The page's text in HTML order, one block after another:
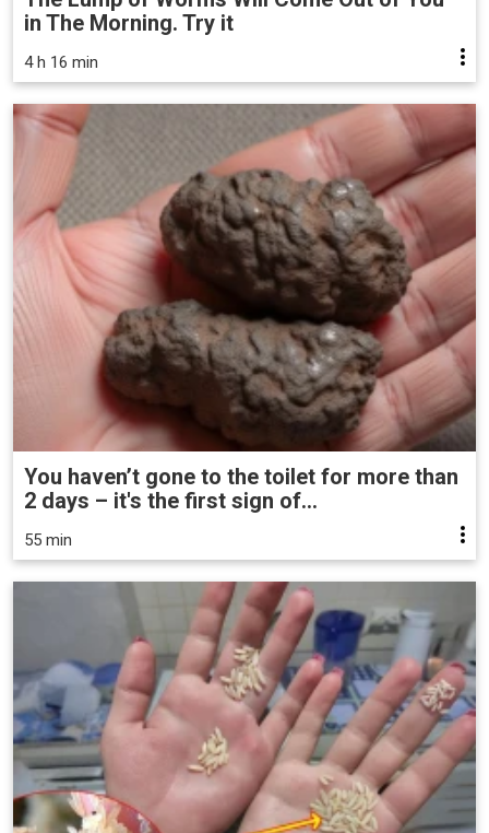
in The Morning. Try it
4 h 16 min
You haven’t gone to the toilet for more than
2 days – it's the first sign of...
55 min